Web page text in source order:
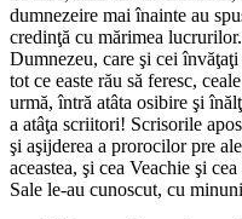
dumnezeire mai înainte au
credinţă cu mărimea
Dumnezeu, care şi cei
tot ce easte rău să feresc,
urmă, întră atâta osibire şi
a atâţa scriitori! Scrisorile
şi aşijderea a prorocilor pre
aceastea, şi cea Veachie şi
Sale le-au cunoscut, cu